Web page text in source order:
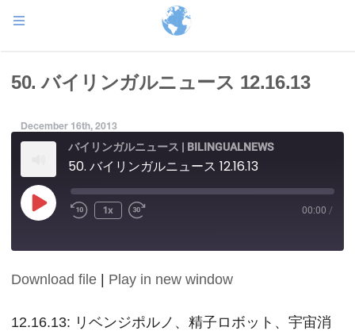
50. バイリンガルニュース 12.16.13
December 16th, 2013
バイリンガルニュース | BILINGUALNEWS
50. バイリンガルニュース 12.16.13
Play
Episode
1x 00:00 /
SHARE
LINK
Download file Play in new window
12.16.13: リベンジポルノ、精子ロボット、宇宙消